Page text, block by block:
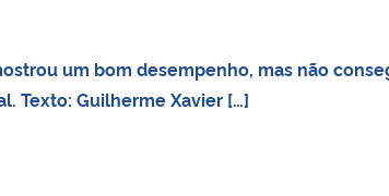
um bom desempenho, mas não
Texto: Guilherme Xavier […]